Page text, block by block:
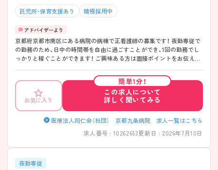
託児所・保育支援あり 積極採用中
京都府京都市南区にある病院の病棟で正看護師の募集です！ 夜勤専従で
の勤務のため、日中の時間帯を自由に過ごすことができ、1回の勤務でし
っかりと稼ぐことができます！ ご興味ある方は面接ポイントをお伝えし
お気に入り
簡単1分！
この求人について
詳しく聞いてみる
医療法人同仁会（社団） 京都九条病院 求人一覧はこちら
求人番号 : 10262653更新日 : 2026年7月10日
夜勤専従